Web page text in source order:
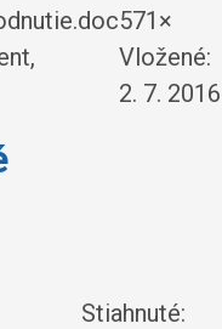
571×
Vložené:
2. 7. 2016
Stiahnuté: